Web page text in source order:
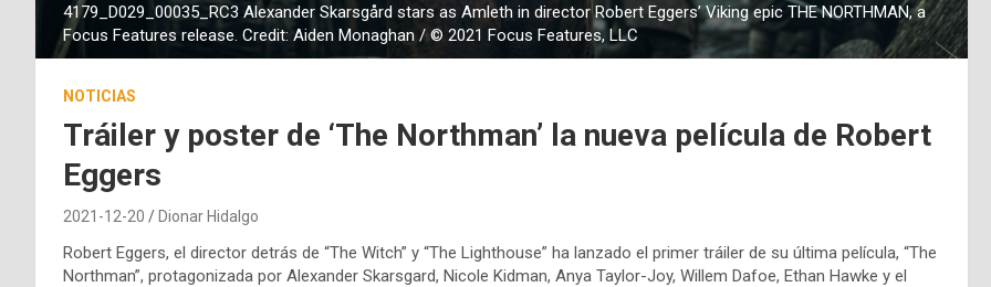
4179_D029_00035_RC3 Alexander Skarsgård stars as Amleth in director Robert Eggers’ Viking epic THE NORTHMAN, a
Focus Features release. Credit: Aiden Monaghan / © 2021 Focus Features, LLC
NOTICIAS
Tráiler y poster de ‘The Northman’ la nueva película de Robert
Eggers
2021-12-20 Dionar Hidalgo
Robert Eggers, el director detrás de “The Witch” y “The Lighthouse” ha lanzado el primer tráiler de su última película, “The
Northman”, protagonizada por Alexander Skarsgard, Nicole Kidman, Anya Taylor-Joy, Willem Dafoe, Ethan Hawke y el